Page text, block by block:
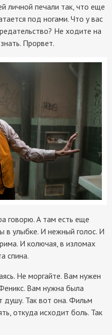
личной печали так, что еще
под ногами. Что у вас
Не ходите на
Прорвет.
говорю. А там есть еще
в улыбке. И нежный голос. И
И колючая, в изломах
спина.
Не моргайте. Вам нужен
Вам нужна была
душу. Так вот она. Фильм
откуда исходит боль. Так